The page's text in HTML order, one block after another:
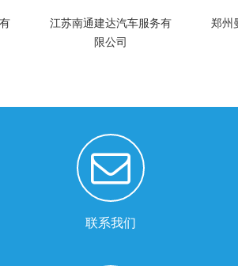
江苏南通建达汽车服务有
限公司
郑州
联系我们